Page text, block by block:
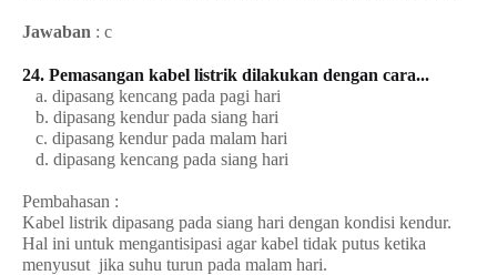
Jawaban : c
24. Pemasangan kabel listrik dilakukan dengan cara...
a. dipasang kencang pada pagi hari
b. dipasang kendur pada siang hari
c. dipasang kendur pada malam hari
d. dipasang kencang pada siang hari
Pembahasan :
Kabel listrik dipasang pada siang hari dengan kondisi kendur.
Hal ini untuk mengantisipasi agar kabel tidak putus ketika
menyusut jika suhu turun pada malam hari.